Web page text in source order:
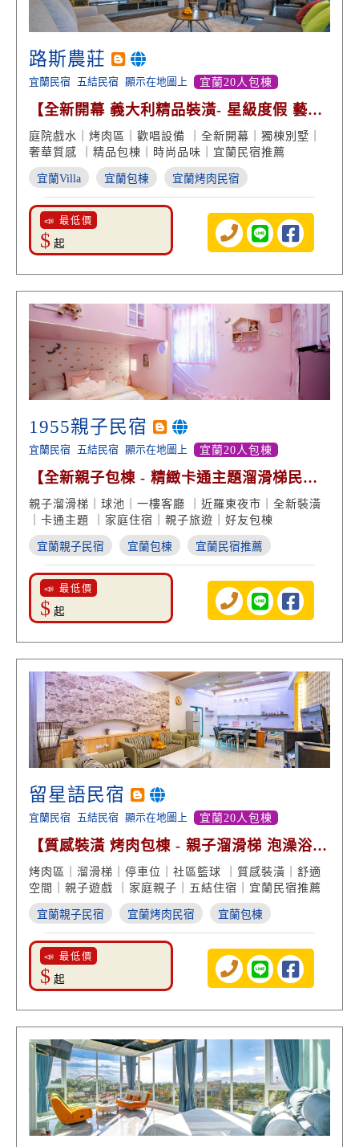
路斯農莊
宜蘭民宿 五結民宿 顯示在地圖上 宜蘭20人包棟
【全新開幕 義大利精品裝潢- 星級度假 藝術
品味】
庭院戲水｜烤肉區｜歡唱設備 ｜全新開幕｜獨棟別墅｜
奢華質感 ｜精品包棟｜時尚品味｜宜蘭民宿推薦
宜蘭Villa 宜蘭包棟 宜蘭烤肉民宿
📣 最低價
$ 起
1955親子民宿
宜蘭民宿 五結民宿 顯示在地圖上 宜蘭20人包棟
【全新親子包棟 - 精緻卡通主題溜滑梯民
宿】
親子溜滑梯｜球池｜一樓客廳 ｜近羅東夜市｜全新裝潢
｜卡通主題 ｜家庭住宿｜親子旅遊｜好友包棟
宜蘭親子民宿 宜蘭包棟 宜蘭民宿推薦
📣 最低價
$ 起
留星語民宿
宜蘭民宿 五結民宿 顯示在地圖上 宜蘭20人包棟
【質感裝潢 烤肉包棟 - 親子溜滑梯 泡澡浴缸
享受】
烤肉區｜溜滑梯｜停車位｜社區籃球 ｜質感裝潢｜舒適
空間｜親子遊戲 ｜家庭親子｜五結住宿｜宜蘭民宿推薦
宜蘭親子民宿 宜蘭烤肉民宿 宜蘭包棟
📣 最低價
$ 起